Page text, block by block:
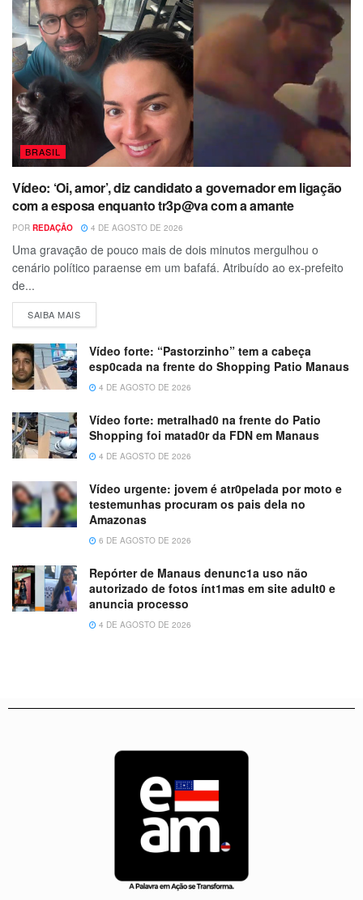
BRASIL
Vídeo: ‘Oi, amor’, diz candidato a governador em ligação
com a esposa enquanto tr3p@va com a amante
POR REDAÇÃO 4 DE AGOSTO DE 2026
Uma gravação de pouco mais de dois minutos mergulhou o
cenário político paraense em um bafafá. Atribuído ao ex-prefeito
de...
SAIBA MAIS
Vídeo forte: “Pastorzinho” tem a cabeça
esp0cada na frente do Shopping Patio Manaus
4 DE AGOSTO DE 2026
Vídeo forte: metralhad0 na frente do Patio
Shopping foi matad0r da FDN em Manaus
4 DE AGOSTO DE 2026
Vídeo urgente: jovem é atr0pelada por moto e
testemunhas procuram os pais dela no
Amazonas
6 DE AGOSTO DE 2026
Repórter de Manaus denunc1a uso não
autorizado de fotos ínt1mas em site adult0 e
anuncia processo
4 DE AGOSTO DE 2026